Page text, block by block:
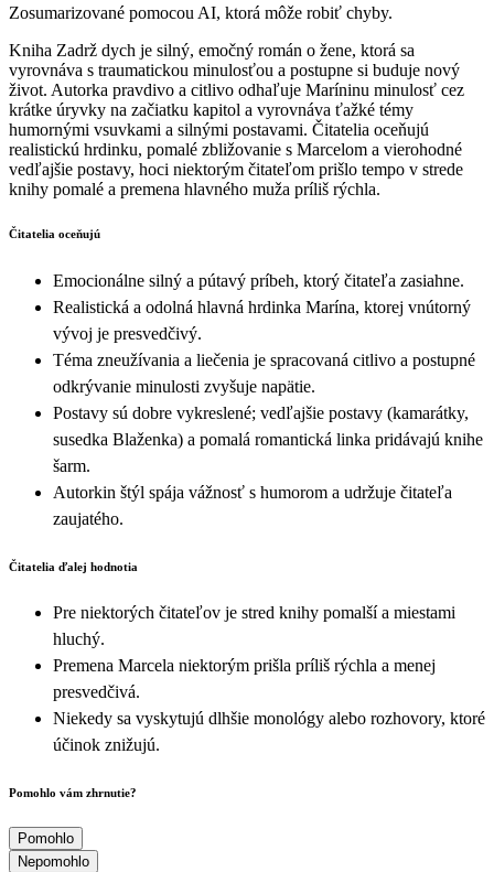
Zosumarizované pomocou AI, ktorá môže robiť chyby.
Kniha Zadrž dych je silný, emočný román o žene, ktorá sa
vyrovnáva s traumatickou minulosťou a postupne si buduje nový
život. Autorka pravdivo a citlivo odhaľuje Maríninu minulosť cez
krátke úryvky na začiatku kapitol a vyrovnáva ťažké témy
humornými vsuvkami a silnými postavami. Čitatelia oceňujú
realistickú hrdinku, pomalé zbližovanie s Marcelom a vierohodné
vedľajšie postavy, hoci niektorým čitateľom prišlo tempo v strede
knihy pomalé a premena hlavného muža príliš rýchla.
Čitatelia oceňujú
Emocionálne silný a pútavý príbeh, ktorý čitateľa zasiahne.
Realistická a odolná hlavná hrdinka Marína, ktorej vnútorný
vývoj je presvedčivý.
Téma zneužívania a liečenia je spracovaná citlivo a postupné
odkrývanie minulosti zvyšuje napätie.
Postavy sú dobre vykreslené; vedľajšie postavy (kamarátky,
susedka Blaženka) a pomalá romantická linka pridávajú knihe
šarm.
Autorkin štýl spája vážnosť s humorom a udržuje čitateľa
zaujatého.
Čitatelia ďalej hodnotia
Pre niektorých čitateľov je stred knihy pomalší a miestami
hluchý.
Premena Marcela niektorým prišla príliš rýchla a menej
presvedčivá.
Niekedy sa vyskytujú dlhšie monológy alebo rozhovory, ktoré
účinok znižujú.
Pomohlo vám zhrnutie?
Pomohlo
Nepomohlo